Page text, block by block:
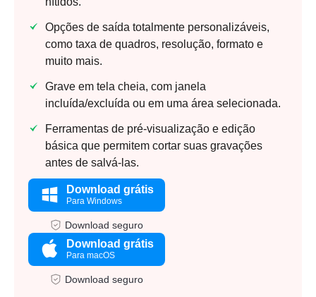
Opções de saída totalmente personalizáveis,
como taxa de quadros, resolução, formato e
muito mais.
Grave em tela cheia, com janela
incluída/excluída ou em uma área selecionada.
Ferramentas de pré-visualização e edição
básica que permitem cortar suas gravações
antes de salvá-las.
Download grátis
Para Windows
Download seguro
Download grátis
Para macOS
Download seguro